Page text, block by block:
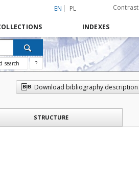
EN PL Contrast
INDEXES
search ?
Download bibliography description
STRUCTURE